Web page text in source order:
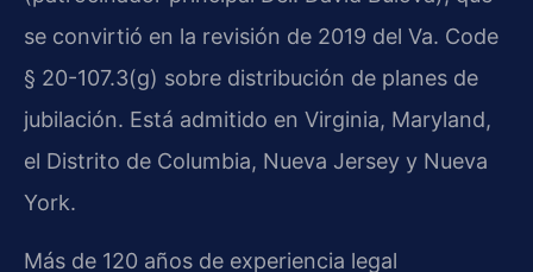
se convirtió en la revisión de 2019 del Va. Code
§ 20-107.3(g) sobre distribución de planes de
jubilación. Está admitido en Virginia, Maryland,
el Distrito de Columbia, Nueva Jersey y Nueva
York.
Más de 120 años de experiencia legal